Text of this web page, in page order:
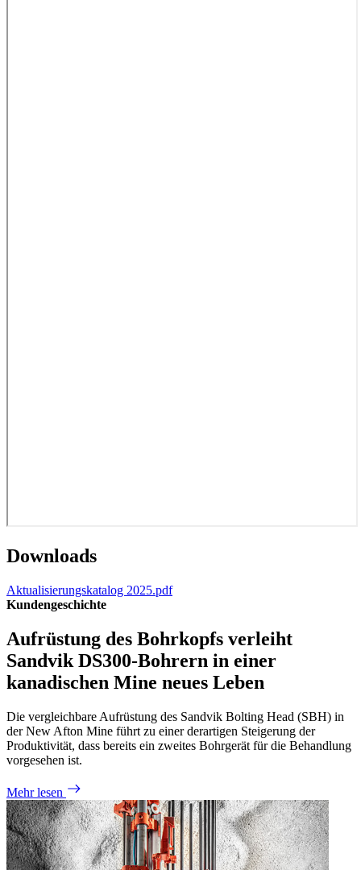
Downloads
Aktualisierungskatalog 2025.pdf
Kundengeschichte
Aufrüstung des Bohrkopfs verleiht
Sandvik DS300-Bohrern in einer
kanadischen Mine neues Leben
Die vergleichbare Aufrüstung des Sandvik Bolting Head (SBH) in
der New Afton Mine führt zu einer derartigen Steigerung der
Produktivität, dass bereits ein zweites Bohrgerät für die Behandlung
vorgesehen ist.
Mehr lesen